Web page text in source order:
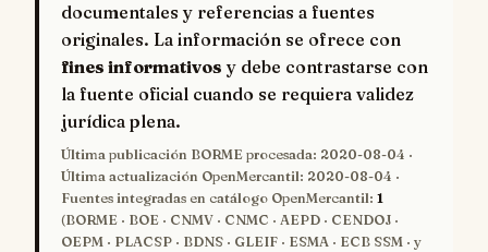
documentales y referencias a fuentes
originales. La información se ofrece con
fines informativos y debe contrastarse con
la fuente oficial cuando se requiera validez
jurídica plena.
Última publicación BORME procesada: 2020-08-04 ·
Última actualización OpenMercantil: 2020-08-04 ·
Fuentes integradas en catálogo OpenMercantil: 1
(BORME · BOE · CNMV · CNMC · AEPD · CENDOJ ·
OEPM · PLACSP · BDNS · GLEIF · ESMA · ECB SSM · y